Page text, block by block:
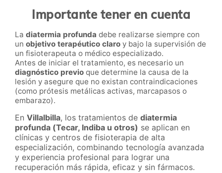
Importante tener en cuenta
La diatermia profunda debe realizarse siempre con
un objetivo terapéutico claro y bajo la supervisión de
un fisioterapeuta o médico especializado.
Antes de iniciar el tratamiento, es necesario un
diagnóstico previo que determine la causa de la
lesión y asegure que no existan contraindicaciones
(como prótesis metálicas activas, marcapasos o
embarazo).
En Villalbilla, los tratamientos de diatermia
profunda (Tecar, Indiba u otros) se aplican en
clínicas y centros de fisioterapia de alta
especialización, combinando tecnología avanzada
y experiencia profesional para lograr una
recuperación más rápida, eficaz y sin fármacos.